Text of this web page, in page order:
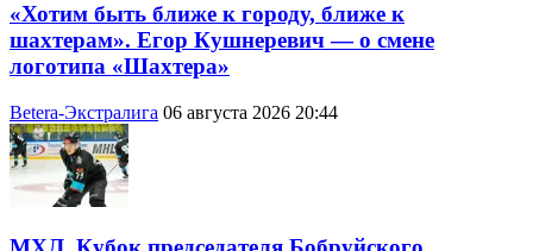
«Хотим быть ближе к городу, ближе к
шахтерам». Егор Кушнеревич — о смене
логотипа «Шахтера»
Betera-Экстралига 06 августа 2026 20:44